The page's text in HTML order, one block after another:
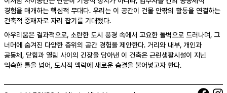
경험을 매개하는 핵심적 무대다. 우리는 이 공간이 건물 안팎의 활동을 연결하는
건축적 중재자로 자리 잡기를 기대했다.
아우리움은 결과적으로, 소란한 도시 풍경 속에서 고요한 돌벽으로 드러나며, 그
너머에 숨겨진 다양한 층위의 공간 경험을 제안한다. 거리와 내부, 개인과
공동체, 닫힘과 열림 사이의 긴장을 담아낸 이 건축은 근린생활시설이 지닌
익숙한 틀을 넘어, 도시적 맥락에 새로운 숨결을 불어넣고자 한다.